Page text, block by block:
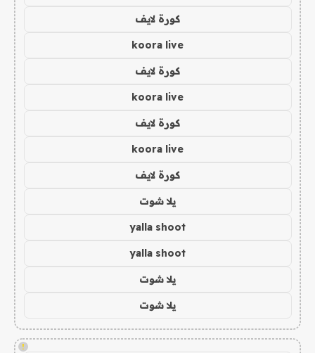
كورة لايف
koora live
كورة لايف
koora live
كورة لايف
koora live
كورة لايف
يلا شوت
yalla shoot
yalla shoot
يلا شوت
يلا شوت
!